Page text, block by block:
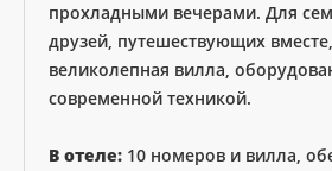
прохладными вечерами. Для
друзей, путешествующих
великолепная вилла,
современной техникой.
В отеле: 10 номеров и вилла,